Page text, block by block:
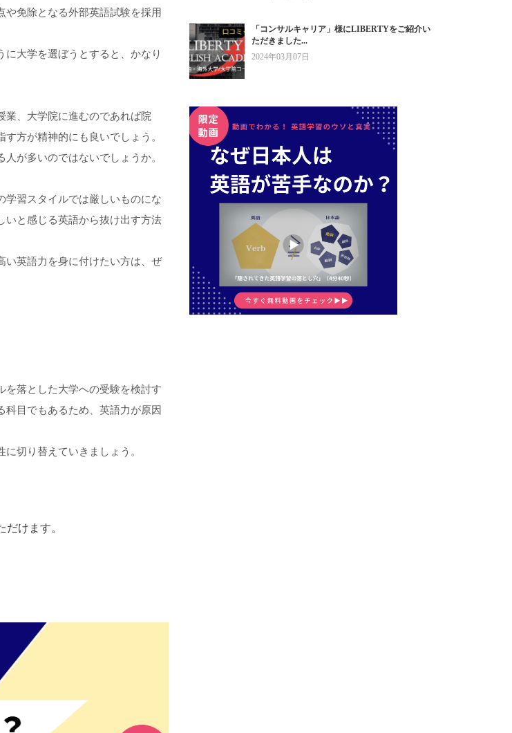
や免除となる外部英語試験を採用
大学を選ぼうとすると、かなり
業、大学院に進むのであれば院
方が精神的にも良いでしょう。
が多いのではないでしょうか。
学習スタイルでは厳しいものにな
いと感じる英語から抜け出す方法
い英語力を身に付けたい方は、ぜ
を落とした大学への受験を検討す
目でもあるため、英語力が原因
切り替えていきましょう。
けます。
「コンサルキャリア」様にLIBERTYをご紹介い
ただきました...
2024年03月07日